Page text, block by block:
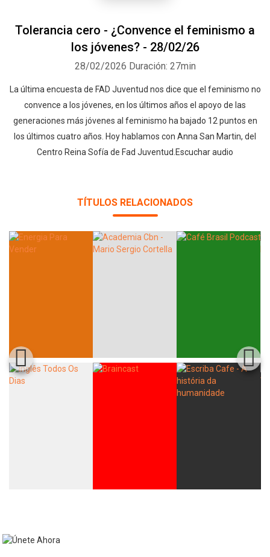
Tolerancia cero - ¿Convence el feminismo a
los jóvenes? - 28/02/26
28/02/2026 Duración: 27min
La última encuesta de FAD Juventud nos dice que el feminismo no
convence a los jóvenes, en los últimos años el apoyo de las
generaciones más jóvenes al feminismo ha bajado 12 puntos en
los últimos cuatro años. Hoy hablamos con Anna San Martin, del
Centro Reina Sofía de Fad Juventud.Escuchar audio
TÍTULOS RELACIONADOS